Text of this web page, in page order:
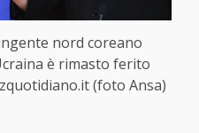
nord coreano
è rimasto ferito
(foto Ansa)